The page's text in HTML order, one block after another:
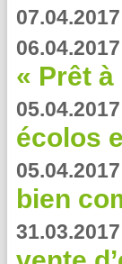
07.04.2017
06.04.2017
« Prêt
05.04.2017
écolos
05.04.2017
bien
31.03.2017